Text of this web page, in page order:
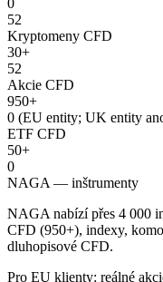
0
52
Kryptomeny CFD
30+
52
Akcie CFD
950+
0 (EU entity; UK entity
ETF CFD
50+
0
NAGA — inštrumenty
NAGA nabízí přes 4 000
CFD (950+), indexy,
dluhopisové CFD.
Pro EU klienty: reálné